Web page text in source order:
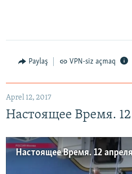
Paylaş VPN-siz açmaq
Aprel 12, 2017
Настоящее Время.
Настоящее Время. 12 апреля